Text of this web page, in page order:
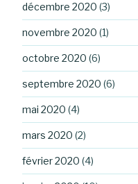
décembre 2020 (3)
novembre 2020 (1)
octobre 2020 (6)
septembre 2020 (6)
mai 2020 (4)
mars 2020 (2)
février 2020 (4)